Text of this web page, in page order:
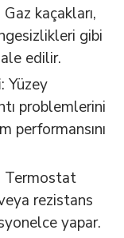
Gaz kaçakları,
gibi
edilir.
: Yüzey
problemlerini
performansını
Termostat
rezistans
yapar.